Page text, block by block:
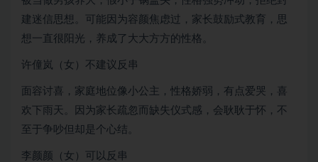
建迷信思想。可能因为容颜焦虑过，家长鼓励式教育，思
想一直很阳光，养成了大大方方的性格。
许僮岚（女）不建议反串
面容讨喜，家庭地位像小公主，性格娇弱，有点爱哭，喜
欢下雨天。因为家长疏忽而缺失仪式感，会耿耿于怀，不
至于争吵但却是个心结。
李颜颜（女）可以反串